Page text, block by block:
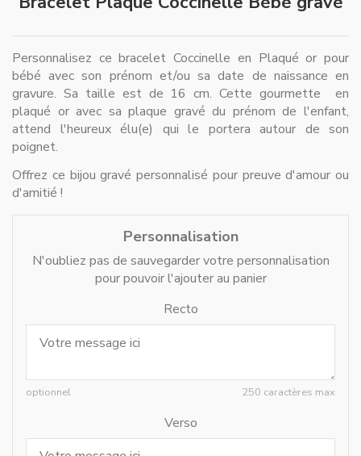
Personnalisez ce bracelet Coccinelle en Plaqué or pour
bébé avec son prénom et/ou sa date de naissance en
gravure. Sa taille est de 16 cm. Cette gourmette en
plaqué or avec sa plaque gravé du prénom de l'enfant,
attend l'heureux élu(e) qui le portera autour de son
poignet.
Offrez ce bijou gravé personnalisé pour preuve d'amour ou
d'amitié !
Personnalisation
N'oubliez pas de sauvegarder votre personnalisation
pour pouvoir l'ajouter au panier
Recto
optionnel 250 caractères max
Verso